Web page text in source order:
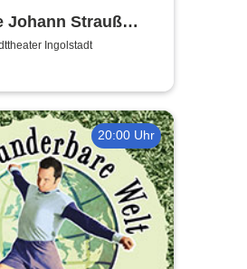
Johann Strauß
Arien &
Strauß Familie
Ingolstadt
20:00 Uhr